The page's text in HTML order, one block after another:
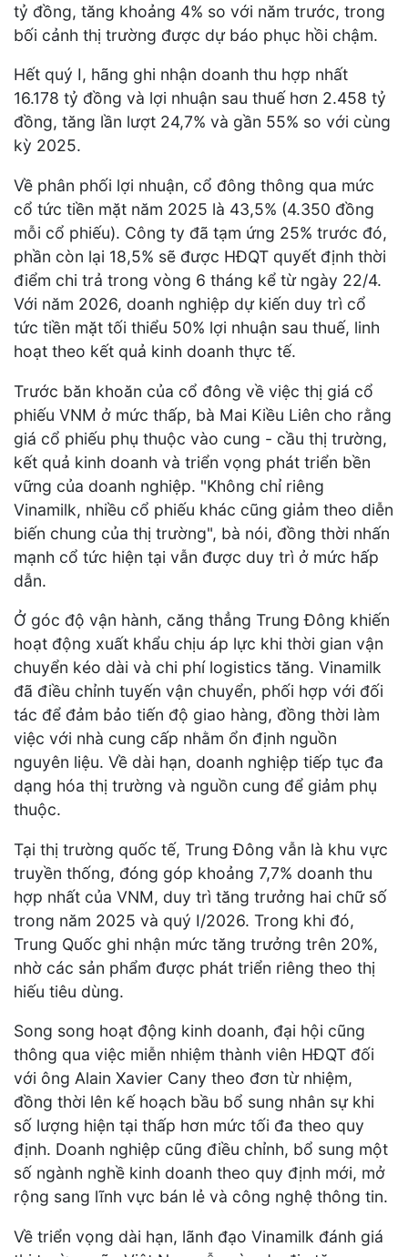
tỷ đồng, tăng khoảng 4% so với năm trước, trong
bối cảnh thị trường được dự báo phục hồi chậm.
Hết quý I, hãng ghi nhận doanh thu hợp nhất
16.178 tỷ đồng và lợi nhuận sau thuế hơn 2.458 tỷ
đồng, tăng lần lượt 24,7% và gần 55% so với cùng
kỳ 2025.
Về phân phối lợi nhuận, cổ đông thông qua mức
cổ tức tiền mặt năm 2025 là 43,5% (4.350 đồng
mỗi cổ phiếu). Công ty đã tạm ứng 25% trước đó,
phần còn lại 18,5% sẽ được HĐQT quyết định thời
điểm chi trả trong vòng 6 tháng kể từ ngày 22/4.
Với năm 2026, doanh nghiệp dự kiến duy trì cổ
tức tiền mặt tối thiểu 50% lợi nhuận sau thuế, linh
hoạt theo kết quả kinh doanh thực tế.
Trước băn khoăn của cổ đông về việc thị giá cổ
phiếu VNM ở mức thấp, bà Mai Kiều Liên cho rằng
giá cổ phiếu phụ thuộc vào cung - cầu thị trường,
kết quả kinh doanh và triển vọng phát triển bền
vững của doanh nghiệp. "Không chỉ riêng
Vinamilk, nhiều cổ phiếu khác cũng giảm theo diễn
biến chung của thị trường", bà nói, đồng thời nhấn
mạnh cổ tức hiện tại vẫn được duy trì ở mức hấp
dẫn.
Ở góc độ vận hành, căng thẳng Trung Đông khiến
hoạt động xuất khẩu chịu áp lực khi thời gian vận
chuyển kéo dài và chi phí logistics tăng. Vinamilk
đã điều chỉnh tuyến vận chuyển, phối hợp với đối
tác để đảm bảo tiến độ giao hàng, đồng thời làm
việc với nhà cung cấp nhằm ổn định nguồn
nguyên liệu. Về dài hạn, doanh nghiệp tiếp tục đa
dạng hóa thị trường và nguồn cung để giảm phụ
thuộc.
Tại thị trường quốc tế, Trung Đông vẫn là khu vực
truyền thống, đóng góp khoảng 7,7% doanh thu
hợp nhất của VNM, duy trì tăng trưởng hai chữ số
trong năm 2025 và quý I/2026. Trong khi đó,
Trung Quốc ghi nhận mức tăng trưởng trên 20%,
nhờ các sản phẩm được phát triển riêng theo thị
hiếu tiêu dùng.
Song song hoạt động kinh doanh, đại hội cũng
thông qua việc miễn nhiệm thành viên HĐQT đối
với ông Alain Xavier Cany theo đơn từ nhiệm,
đồng thời lên kế hoạch bầu bổ sung nhân sự khi
số lượng hiện tại thấp hơn mức tối đa theo quy
định. Doanh nghiệp cũng điều chỉnh, bổ sung một
số ngành nghề kinh doanh theo quy định mới, mở
rộng sang lĩnh vực bán lẻ và công nghệ thông tin.
Về triển vọng dài hạn, lãnh đạo Vinamilk đánh giá